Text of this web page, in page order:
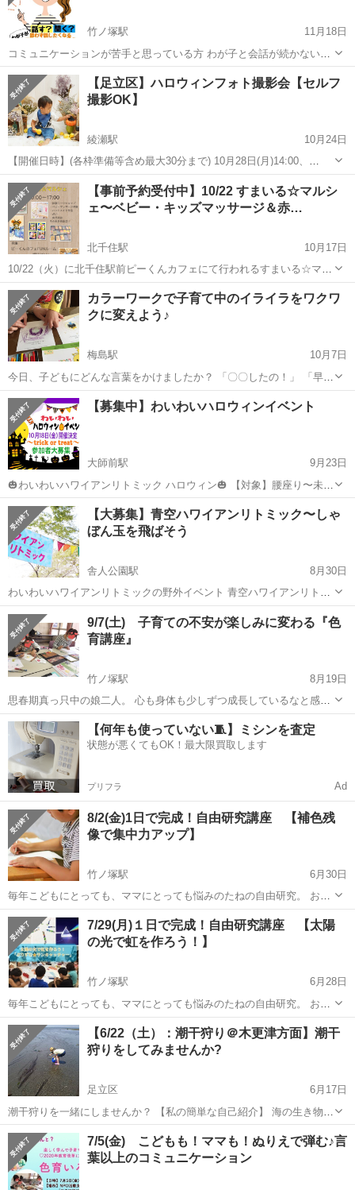
竹ノ塚駅
11月18日
コミュニケーションが苦手と思っている方 わが子と会話が続かないと
思っている方 もしかしたら、話そう！と意気込んでいるのかもしれま
せん。 話して！と思っているのかもしれません。 楽しくコ...
東京 足立区 竹ノ塚駅 育児
【足立区】ハロウィンフォト撮影会【セルフ
撮影OK】
綾瀬駅
10月24日
【開催日時】(各枠準備等含め最大30分まで) 10月28日(月)14:00、
15:00、16:00 10月30日(水)10:00、11:00 【場所】 足立区綾瀬(詳細は
ご予約の際にお伝えします) 綾瀬駅東口よ...
東京 足立区 綾瀬駅 育児
【事前予約受付中】10/22 すまいる☆マルシ
ェ〜ベビー・キッズマッサージ＆赤…
北千住駅
10月17日
10/22（火）に北千住駅前ピーくんカフェにて行われるすまいる☆マル
シェ✨ 事前予約まだまだ受付しております💕 詳細はこちらです！ ・
・ 日時→10/22（火）祝日です💕10:00〜17:00（私は10:00〜15:...
東京 足立区 育児
カラーワークで子育て中のイライラをワクワ
クに変えよう♪
梅島駅
10月7日
今日、子どもにどんな言葉をかけましたか？ 「〇〇したの！」 「早く
しなさい！」と ママが1人だけ一方的にしゃべっていたり、 子どもの
悪い面ばかり目について、 イライラガミガミ言い続けてしまったり、
...
東京 足立区 梅島駅 育児
【募集中】わいわいハロウィンイベント
大師前駅
9月23日
🎃わいわいハワイアンリトミック ハロウィン🎃 【対象】腰座り〜未就
園児とその保護者様 ハワイアンリトミックが初めての方も楽しめる ハ
ロウィンイベントです🎃 お土産もありますよー！ お友達と一緒の参加
も大歓迎！ 詳...
東京 足立区 大師前駅 育児
【大募集】青空ハワイアンリトミック〜しゃ
ぼん玉を飛ばそう
舎人公園駅
8月30日
わいわいハワイアンリトミックの野外イベント 青空ハワイアンリトミ
ックに遊びに来ませんか？ 詳しくはブログをご覧ください！
https://ameblo.jp/hitosan95/entry-12511501316.html
東京 舎人公園駅 育児
9/7(土) 子育ての不安が楽しみに変わる『色
育講座』
竹ノ塚駅
8月19日
思春期真っ只中の娘二人。 心も身体も少しずつ成長しているなと感じ
る一方で、 一人でできることも増え見守ることが多くなってきたこの
頃。 わが子は何を考えているんだろう、と言葉少なくなってきた子ど
もに寄り添いた...
東京 足立区 竹ノ塚駅 育児
【何年も使っていない🧵】ミシンを査定
状態が悪くてもOK！最大限買取します
プリフラ Ad
8/2(金)1日で完成！自由研究講座 【補色残
像で集中力アップ】
竹ノ塚駅
6月30日
毎年こどもにとっても、ママにとっても悩みのたねの自由研究。 おう
ちでイライラしながら取り組む自由研究が、この場で楽しく完成しま
す。 ご兄弟・姉妹一緒でも お友達と一緒でも 親子で一緒に取り組ん
でも ...
東京 足立区 竹ノ塚駅 育児
7/29(月)１日で完成！自由研究講座 【太陽
の光で虹を作ろう！】
竹ノ塚駅
6月28日
毎年こどもにとっても、ママにとっても悩みのたねの自由研究。 おう
ちでイライラしながら取り組む自由研究が、この場で楽しく完成しま
す。 ご兄弟・姉妹一緒でも お友達と一緒でも 親子で一緒に取り組ん
でも ...
東京 足立区 竹ノ塚駅 育児
【6/22（土）：潮干狩り＠木更津方面】潮干
狩りをしてみませんか?
足立区
6月17日
潮干狩りを一緒にしませんか？ 【私の簡単な自己紹介】 海の生き物を
観るのも採るのも食べるのも大好きなお兄さん♪ 大学で海の勉強し、
現在も海関係のお仕事をしています。 海の魅力を一人でも多くの人に
伝えられたらと思っ...
東京 足立区 育児
7/5(金) こどもも！ママも！ぬりえで弾む♪言
葉以上のコミュニケーション